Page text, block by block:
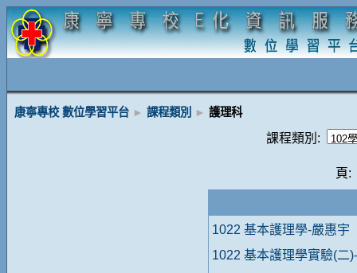
康寧專校 數位學習平台 ► 課程類別 ► 護理科
課程類別:
頁
1022 基本護理學-嚴惠宇
1022 基本護理學實驗(二